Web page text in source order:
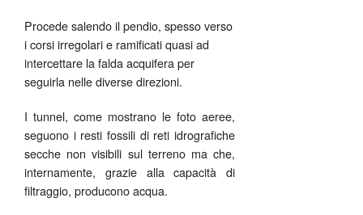
Procede salendo il pendio, spesso verso
i corsi irregolari e ramificati quasi ad
intercettare la falda acquifera per
seguirla nelle diverse direzioni.
I tunnel, come mostrano le foto aeree,
seguono i resti fossili di reti idrografiche
secche non visibili sul terreno ma che,
internamente, grazie alla capacità di
filtraggio, producono acqua.